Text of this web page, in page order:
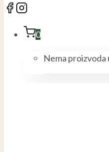
0
Nema proizvoda